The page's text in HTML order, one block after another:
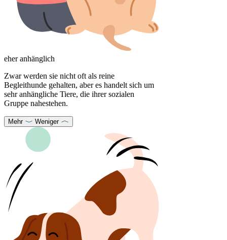
eher anhänglich
Zwar werden sie nicht oft als reine
Begleithunde gehalten, aber es handelt sich um
sehr anhängliche Tiere, die ihrer sozialen
Gruppe nahestehen.
Mehr Weniger